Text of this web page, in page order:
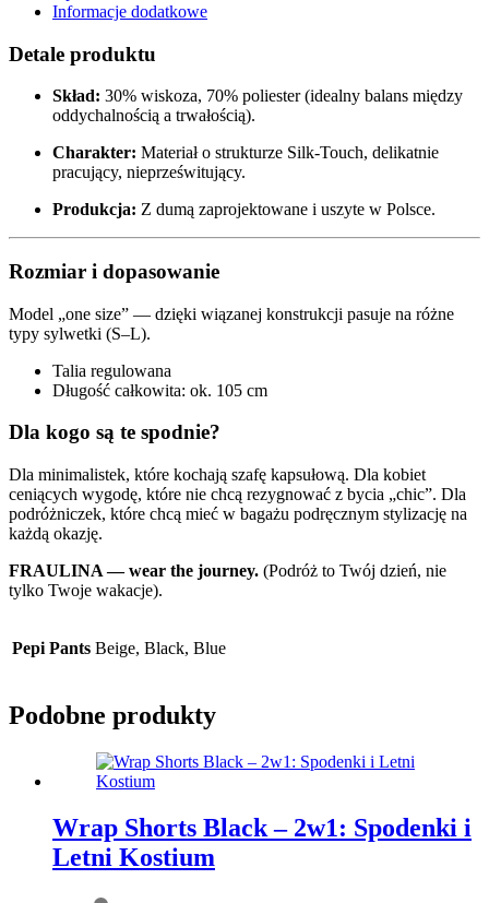
Informacje dodatkowe
Detale produktu
Skład: 30% wiskoza, 70% poliester (idealny balans między
oddychalnością a trwałością).
Charakter: Materiał o strukturze Silk-Touch, delikatnie
pracujący, nieprześwitujący.
Produkcja: Z dumą zaprojektowane i uszyte w Polsce.
Rozmiar i dopasowanie
Model „one size” — dzięki wiązanej konstrukcji pasuje na różne
typy sylwetki (S–L).
Talia regulowana
Długość całkowita: ok. 105 cm
Dla kogo są te spodnie?
Dla minimalistek, które kochają szafę kapsułową. Dla kobiet
ceniących wygodę, które nie chcą rezygnować z bycia „chic”. Dla
podróżniczek, które chcą mieć w bagażu podręcznym stylizację na
każdą okazję.
FRAULINA — wear the journey. (Podróż to Twój dzień, nie
tylko Twoje wakacje).
Pepi Pants Beige, Black, Blue
Podobne produkty
Wrap Shorts Black – 2w1: Spodenki i
Letni Kostium